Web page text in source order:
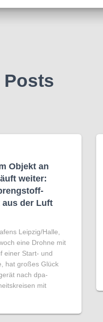
Posts
Objekt an
weiter:
der Luft
Leipzig/Halle,
eine Drohne mit
einer Start- und
hat großes Glück
nach dpa-
mit